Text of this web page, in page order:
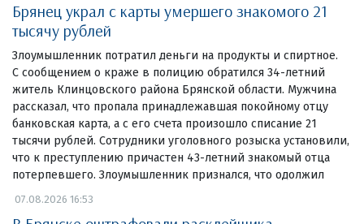
Брянец украл с карты умершего знакомого 21
тысячу рублей
Злоумышленник потратил деньги на продукты и спиртное.
С сообщением о краже в полицию обратился 34-летний
житель Клинцовского района Брянской области. Мужчина
рассказал, что пропала принадлежавшая покойному отцу
банковская карта, а с его счета произошло списание 21
тысячи рублей. Сотрудники уголовного розыска установили,
что к преступлению причастен 43-летний знакомый отца
потерпевшего. Злоумышленник признался, что одолжил
07.08.2026 16:53